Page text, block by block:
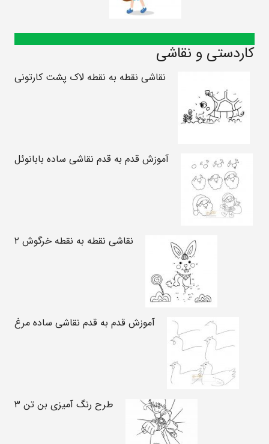
کاردستی و نقاشی
نقاشی نقطه به نقطه لاک پشت کارتونی
آموزش قدم به قدم نقاشی ساده بابانوئل
نقاشی نقطه به نقطه خرگوش ۲
آموزش قدم به قدم نقاشی ساده مرغ
طرح رنگ آمیزی بن تن ۳